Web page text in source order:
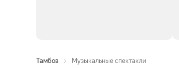
Тамбов Музыкальные спектакли